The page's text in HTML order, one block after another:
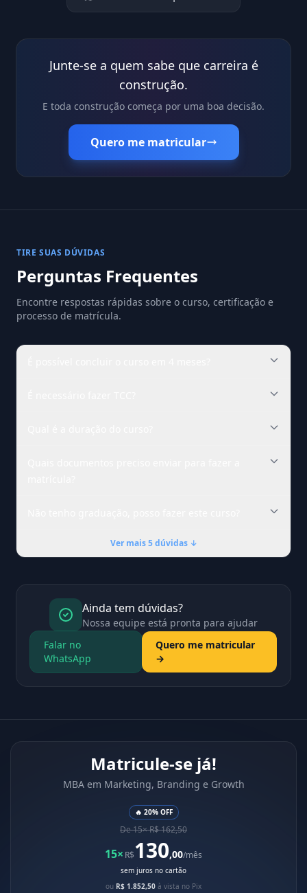
Junte-se a quem sabe que carreira é
construção.
E toda construção começa por uma boa decisão.
Quero me matricular
TIRE SUAS DÚVIDAS
Perguntas Frequentes
Encontre respostas rápidas sobre o curso, certificação e
processo de matrícula.
Ver mais 5 dúvidas ↓
Ainda tem dúvidas?
Nossa equipe está pronta para ajudar
Falar no
WhatsApp
Quero me matricular
→
Matricule-se já!
MBA em Marketing, Branding e Growth
🔥 20% OFF
De 15× R$ 162,50
15× R$130,00/mês
sem juros no cartão
ou R$ 1.852,50 à vista no Pix